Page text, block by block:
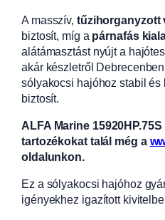
A masszív, tűzihorganyzott
biztosít, míg a párnafás
alátámasztást nyújt a
akár készletről
sólyakocsi hajóhoz stabil és
biztosít.
ALFA Marine
tartozékokat talál még a
oldalunkon.
Ez a sólyakocsi hajóhoz
igényekhez igazított